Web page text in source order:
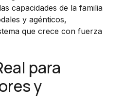
capacidades de la familia
y agénticos,
que crece con fuerza
para
y